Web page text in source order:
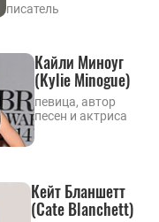
писатель
Кайли Миноуг
(Kylie Minogue)
певица, автор
песен и актриса
Кейт Бланшетт
(Cate Blanchett)